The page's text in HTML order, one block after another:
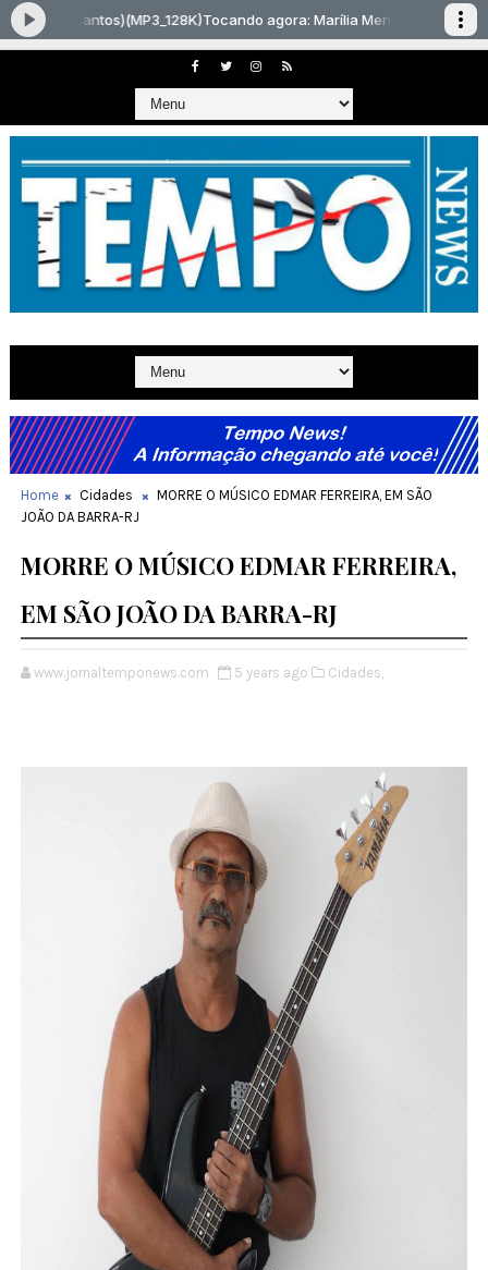
Home Cidades
MORRE O MÚSICO EDMAR FERREIRA, EM SÃO
JOÃO DA BARRA-RJ
MORRE O MÚSICO EDMAR FERREIRA,
EM SÃO JOÃO DA BARRA-RJ
www.jornaltemponews.com 5 years ago Cidades,